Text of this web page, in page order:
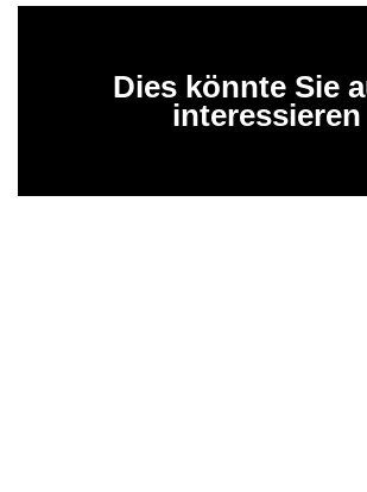
Dies könnte Sie
interessieren